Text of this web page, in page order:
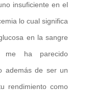
insuficiente en el
lo cual significa
en la sangre
me ha parecido
además de ser un
rendimiento como